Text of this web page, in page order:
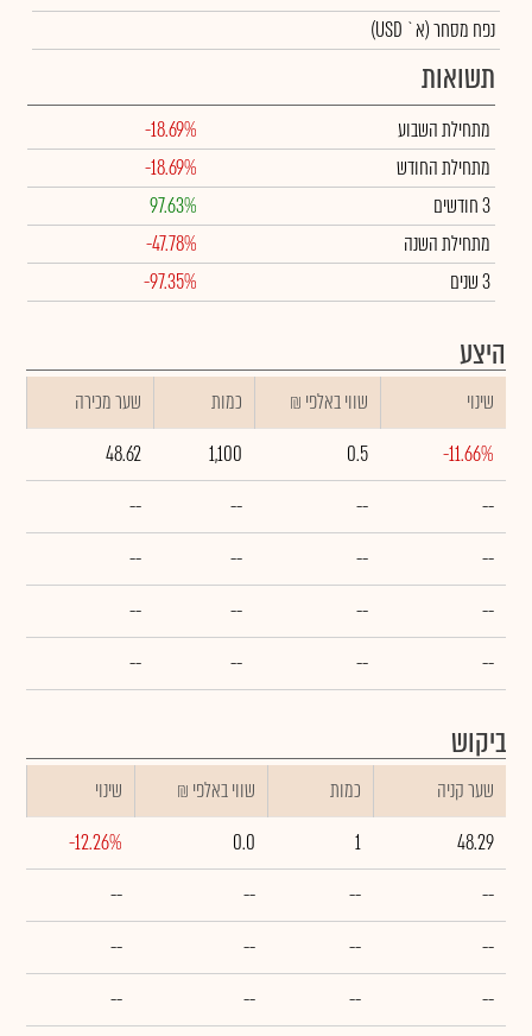
נפח מסחר(א` USD)
תשואות
מתחילת השבוע
-18.69%
מתחילת החודש
-18.69%
3 חודשים
97.63%
מתחילת השנה
-47.78%
3 שנים
-97.35%
היצע
שינוי ₪ שווי באלפי כמות
שער מכירה
-11.66%
0.5
1,100
48.62
--
--
--
--
--
--
--
--
--
--
--
--
--
--
--
--
ביקוש
שער קניה כמות ₪ שווי באלפי
שינוי
48.29
1
0.0
-12.26%
--
--
--
--
--
--
--
--
--
--
--
--